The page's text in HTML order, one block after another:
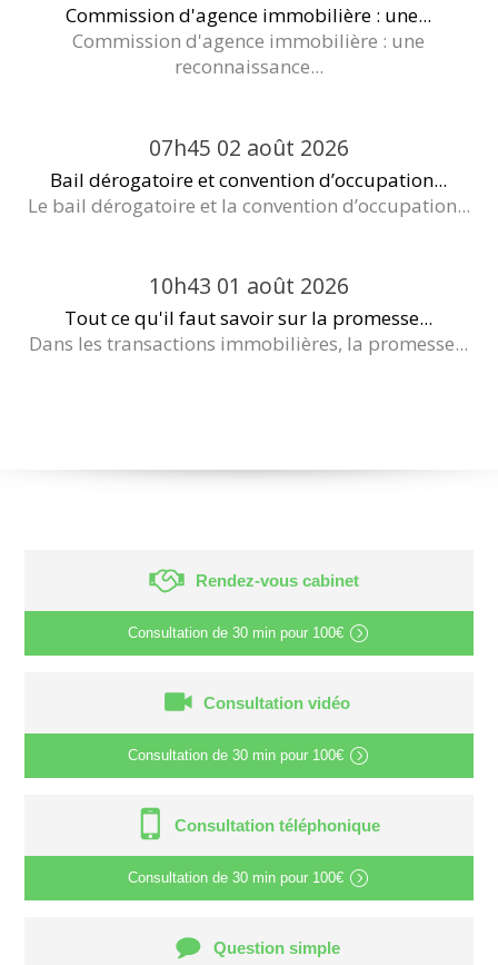
Commission d'agence immobilière : une...
Commission d'agence immobilière : une
reconnaissance...
07h45 02 août 2026
Bail dérogatoire et convention d’occupation...
Le bail dérogatoire et la convention d’occupation...
10h43 01 août 2026
Tout ce qu'il faut savoir sur la promesse...
Dans les transactions immobilières, la promesse...
Rendez-vous cabinet
Consultation de 30 min pour 100€
Consultation vidéo
Consultation de 30 min pour 100€
Consultation téléphonique
Consultation de 30 min pour 100€
Question simple